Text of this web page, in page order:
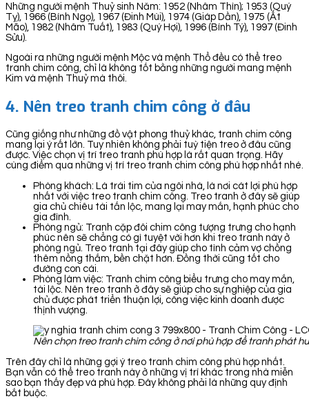
Những người mệnh Thuỷ sinh Năm: 1952 (Nhâm Thìn); 1953 (Quý
Tỵ), 1966 (Bính Ngọ), 1967 (Đinh Mùi), 1974 (Giáp Dần), 1975 (Ất
Mão), 1982 (Nhâm Tuất), 1983 (Quý Hợi), 1996 (Bính Tý), 1997 (Đinh
Sửu).
Ngoài ra những người mệnh Mộc và mệnh Thổ đều có thể treo
tranh chim công, chỉ là không tốt bằng những người mang mệnh
Kim và mệnh Thuỷ mà thôi.
4. Nên treo tranh chim công ở đâu
Cũng giống như những đồ vật phong thuỷ khác, tranh chim công
mang lại ý rất lớn. Tuy nhiên không phải tuỳ tiện treo ở đâu cũng
được. Việc chọn vị trí treo tranh phù hợp là rất quan trọng. Hãy
cùng điểm qua những vị trí treo tranh chim công phù hợp nhất nhé.
Phòng khách: Là trái tim của ngôi nhà, là nơi cát lợi phù hợp
nhất với việc treo tranh chim công. Treo tranh ở đây sẽ giúp
gia chủ chiêu tài tấn lộc, mang lại may mắn, hạnh phúc cho
gia đình.
Phòng ngủ: Tranh cặp đôi chim công tượng trưng cho hạnh
phúc nên sẽ chẳng có gì tuyệt vời hơn khi treo tranh này ở
phòng ngủ. Treo tranh tại đây giúp cho tình cảm vợ chồng
thêm nồng thắm, bền chặt hơn. Đồng thời cũng tốt cho
đường con cái.
Phòng làm việc: Tranh chim công biểu trưng cho may mắn,
tài lộc. Nên treo tranh ở đây sẽ giúp cho sự nghiệp của gia
chủ được phát triển thuận lợi, công việc kinh doanh được
thịnh vượng.
Nên chọn treo tranh chim công ở nơi phù hợp để tranh phát
Trên đây chỉ là những gợi ý treo tranh chim công phù hợp nhất.
Bạn vẫn có thể treo tranh này ở những vị trí khác trong nhà miễn
sao bạn thấy đẹp và phù hợp. Đây không phải là những quy định
bắt buộc.